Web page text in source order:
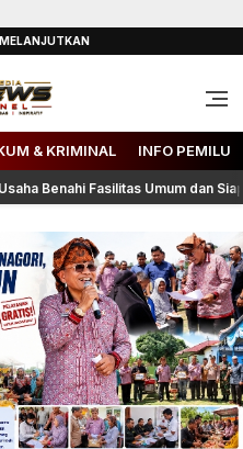
& Inspiratif
& KRIMINAL INFO PEMILU
Fasilitas Umum dan Siapkan